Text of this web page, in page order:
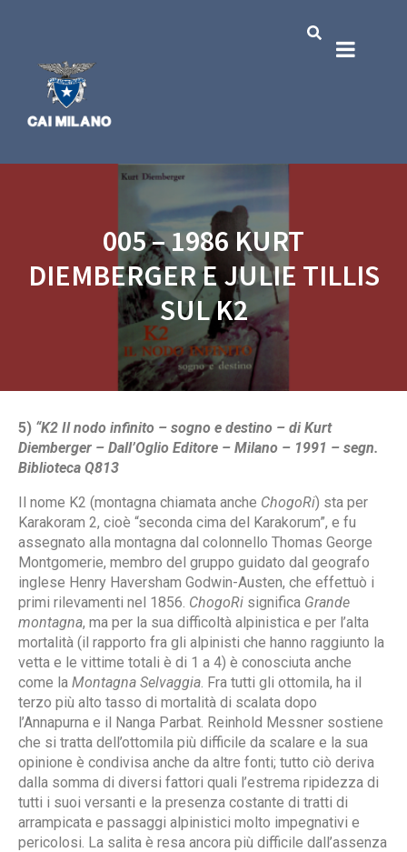
005 – 1986 KURT
DIEMBERGER E JULIE TILLIS
SUL K2
5) “K2 Il nodo infinito – sogno e destino – di Kurt
Diemberger – Dall’Oglio Editore – Milano – 1991 – segn.
Biblioteca Q813
Il nome K2 (montagna chiamata anche ChogoRi) sta per
Karakoram 2, cioè “seconda cima del Karakorum”, e fu
assegnato alla montagna dal colonnello Thomas George
Montgomerie, membro del gruppo guidato dal geografo
inglese Henry Haversham Godwin-Austen, che effettuò i
primi rilevamenti nel 1856. ChogoRi significa Grande
montagna, ma per la sua difficoltà alpinistica e per l’alta
mortalità (il rapporto fra gli alpinisti che hanno raggiunto la
vetta e le vittime totali è di 1 a 4) è conosciuta anche
come la Montagna Selvaggia. Fra tutti gli ottomila, ha il
terzo più alto tasso di mortalità di scalata dopo
l’Annapurna e il Nanga Parbat. Reinhold Messner sostiene
che si tratta dell’ottomila più difficile da scalare e la sua
opinione è condivisa anche da altre fonti; tutto ciò deriva
dalla somma di diversi fattori quali l’estrema ripidezza di
tutti i suoi versanti e la presenza costante di tratti di
arrampicata e passaggi alpinistici molto impegnativi e
pericolosi. La salita è resa ancora più difficile dall’assenza